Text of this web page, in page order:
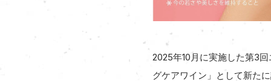
2025年10月に実施した第3
グケアワイン」として新た